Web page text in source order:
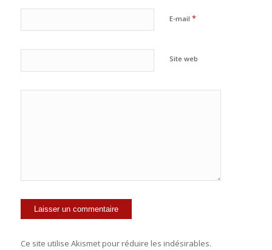
E-mail *
Site web
Ce site utilise Akismet pour réduire les indésirables.